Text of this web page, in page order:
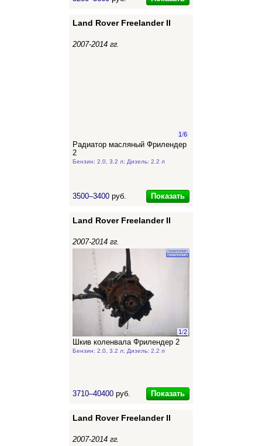
Land Rover Freelander II
2007-2014 гг.
1/6
Радиатор масляный Фрилендер
2
Бензин: 2.0, 3.2 л; Дизель: 2.2 л
3500–3400 руб. Показать
Land Rover Freelander II
2007-2014 гг.
1/2
Шкив коленвала Фрилендер 2
Бензин: 2.0, 3.2 л; Дизель: 2.2 л
3710–40400 руб. Показать
Land Rover Freelander II
2007-2014 гг.